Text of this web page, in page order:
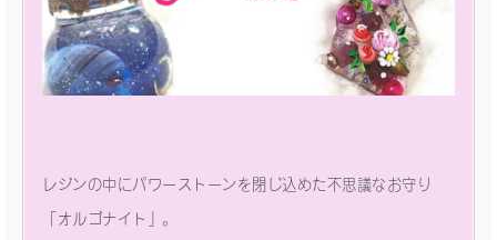
レジンの中にパワーストーンを閉じ込めた不思議なお守り
「オルゴナイト」。